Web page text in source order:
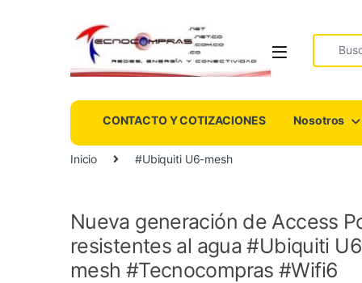
Search
CONTACTO Y COTIZACIONES Nosotros
Inicio #Ubiquiti U6-mesh
Nueva generación de Access
resistentes al agua #Ubiquiti
mesh #Tecnocompras #Wifi6